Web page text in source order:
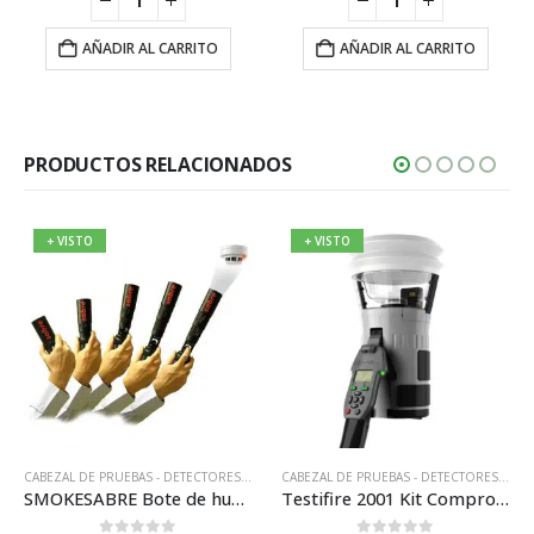
€.
era:
248,86 €.149,31 €.
AÑADIR AL CARRITO
era:
39,77 €.23,86
AÑADIR AL CARRITO
PRODUCTOS RELACIONADOS
,DETECTORTESTERS ,HERRAMIENTA DE EXTRACCIÓN DE
+ VISTO
CABEZAL DE PRUEBAS - DETECTORES
,GASES Y CARTUCHOS DE PRUEBA,
SMOKESABRE Bote de humo Sintético de 150 ml con Dosificador
+ VISTO
CABEZAL DE PRUEBAS - DETECTORES
,
Testifire 2001 Kit Comprobador de Detectores de Humo, Térmicos y CO